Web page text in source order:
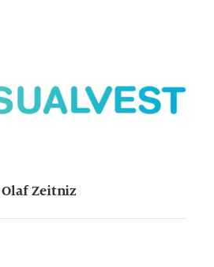
Zeitniz